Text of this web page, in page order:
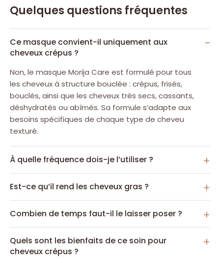
Quelques questions fréquentes
Ce masque convient-il uniquement aux
cheveux crépus ?
Non, le masque Morija Care est formulé pour tous
les cheveux à structure bouclée : crépus, frisés,
bouclés, ainsi que les cheveux très secs, cassants,
déshydratés ou abîmés. Sa formule s’adapte aux
besoins spécifiques de chaque type de cheveu
texturé.
À quelle fréquence dois-je l’utiliser ?
Est-ce qu’il rend les cheveux gras ?
Combien de temps faut-il le laisser poser ?
Quels sont les bienfaits de ce soin pour
cheveux crépus ?